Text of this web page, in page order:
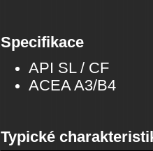
Specifikace
API SL / CF
ACEA A3/B4
Typické